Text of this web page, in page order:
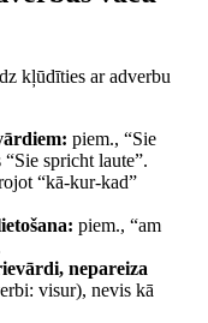
kļūdīties ar adverbu
piem., “Sie
spricht laute”.
“kā-kur-kad”
piem., “am
nepareiza
visur), nevis kā